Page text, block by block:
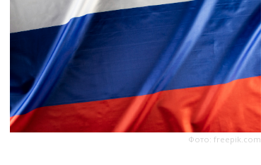
Фото: freepik.com